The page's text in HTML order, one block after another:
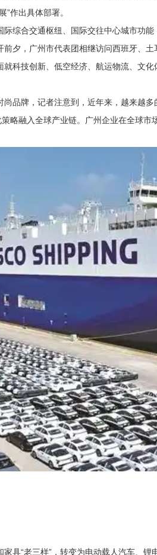
作出具体部署。
综合交通枢纽、国际交往中心城市功
夕，广州市代表团相继访问西班牙、土
科技创新、低空经济、航运物流、文
品牌，记者注意到，近年来，越来越多
略融入全球产业链。广州企业在全球市
具“老三样”，转变为电动载人汽车、锂